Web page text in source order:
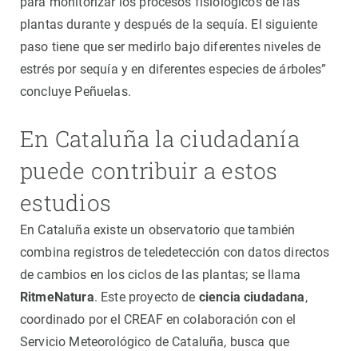
plantas durante y después de la sequía. El siguiente
paso tiene que ser medirlo bajo diferentes niveles de
estrés por sequía y en diferentes especies de árboles”
concluye Peñuelas.
En Cataluña la ciudadanía
puede contribuir a estos
estudios
En Cataluña existe un observatorio que también
combina registros de teledetección con datos directos
de cambios en los ciclos de las plantas; se llama
RitmeNatura. Este proyecto de ciencia ciudadana,
coordinado por el CREAF en colaboración con el
Servicio Meteorológico de Cataluña, busca que